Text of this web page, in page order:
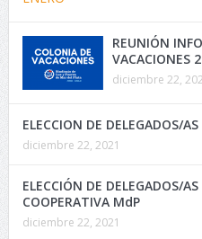
REUNIÓN
VACACIONES
diciembre 22,
ELECCION DE DELEGADOS/
diciembre 22, 2021
ELECCIÓN DE DELEGADOS/
COOPERATIVA MdP
diciembre 22, 2021